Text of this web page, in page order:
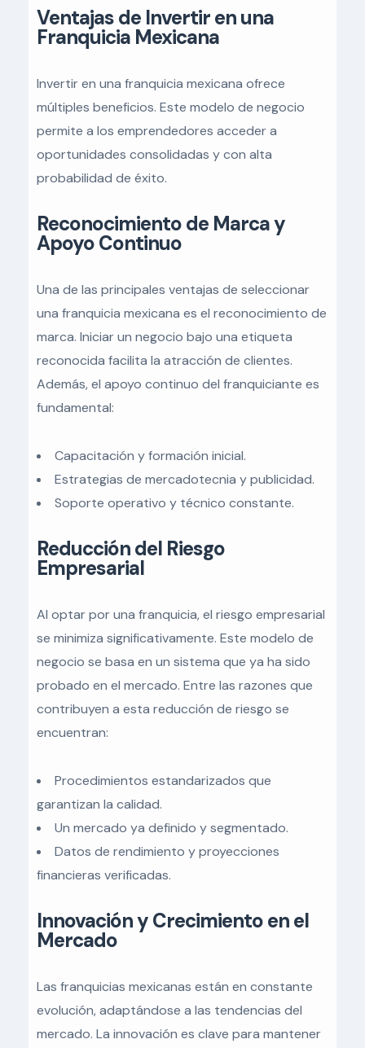
Ventajas de Invertir en una
Franquicia Mexicana
Invertir en una franquicia mexicana ofrece
múltiples beneficios. Este modelo de negocio
permite a los emprendedores acceder a
oportunidades consolidadas y con alta
probabilidad de éxito.
Reconocimiento de Marca y
Apoyo Continuo
Una de las principales ventajas de seleccionar
una franquicia mexicana es el reconocimiento de
marca. Iniciar un negocio bajo una etiqueta
reconocida facilita la atracción de clientes.
Además, el apoyo continuo del franquiciante es
fundamental:
Capacitación y formación inicial.
Estrategias de mercadotecnia y publicidad.
Soporte operativo y técnico constante.
Reducción del Riesgo
Empresarial
Al optar por una franquicia, el riesgo empresarial
se minimiza significativamente. Este modelo de
negocio se basa en un sistema que ya ha sido
probado en el mercado. Entre las razones que
contribuyen a esta reducción de riesgo se
encuentran:
Procedimientos estandarizados que
garantizan la calidad.
Un mercado ya definido y segmentado.
Datos de rendimiento y proyecciones
financieras verificadas.
Innovación y Crecimiento en el
Mercado
Las franquicias mexicanas están en constante
evolución, adaptándose a las tendencias del
mercado. La innovación es clave para mantener